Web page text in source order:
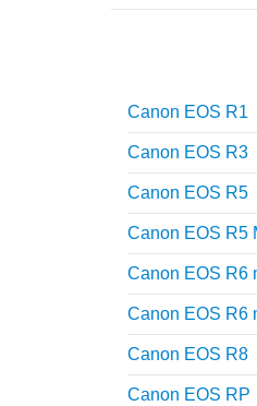
Canon EOS R1
Canon EOS R3
Canon EOS R5
Canon EOS R5
Canon EOS R6
Canon EOS R6
Canon EOS R8
Canon EOS RP